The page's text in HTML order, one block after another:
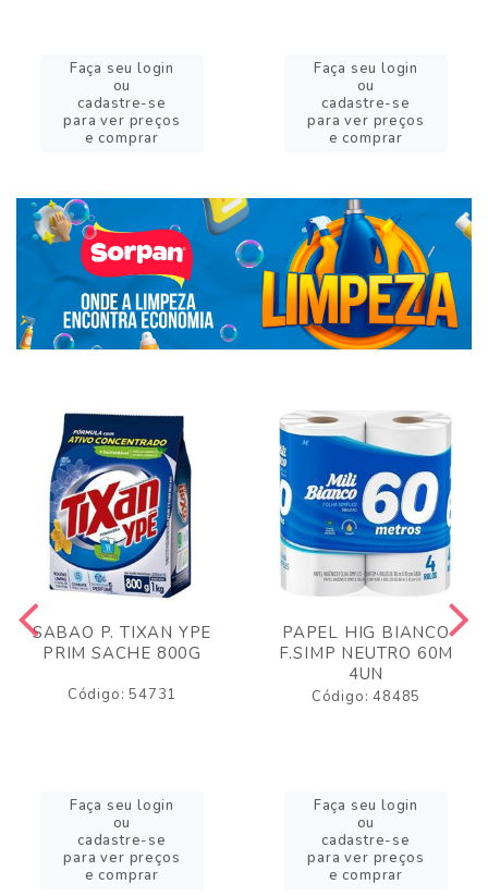
Faça seu login
ou
cadastre-se
para ver preços
e comprar
Faça seu login
ou
cadastre-se
para ver preços
e comprar
SABAO P. TIXAN YPE
PRIM SACHE 800G
Código: 54731
Faça seu login
ou
cadastre-se
para ver preços
e comprar
PAPEL HIG BIANCO
F.SIMP NEUTRO 60M
4UN
Código: 48485
Faça seu login
ou
cadastre-se
para ver preços
e comprar